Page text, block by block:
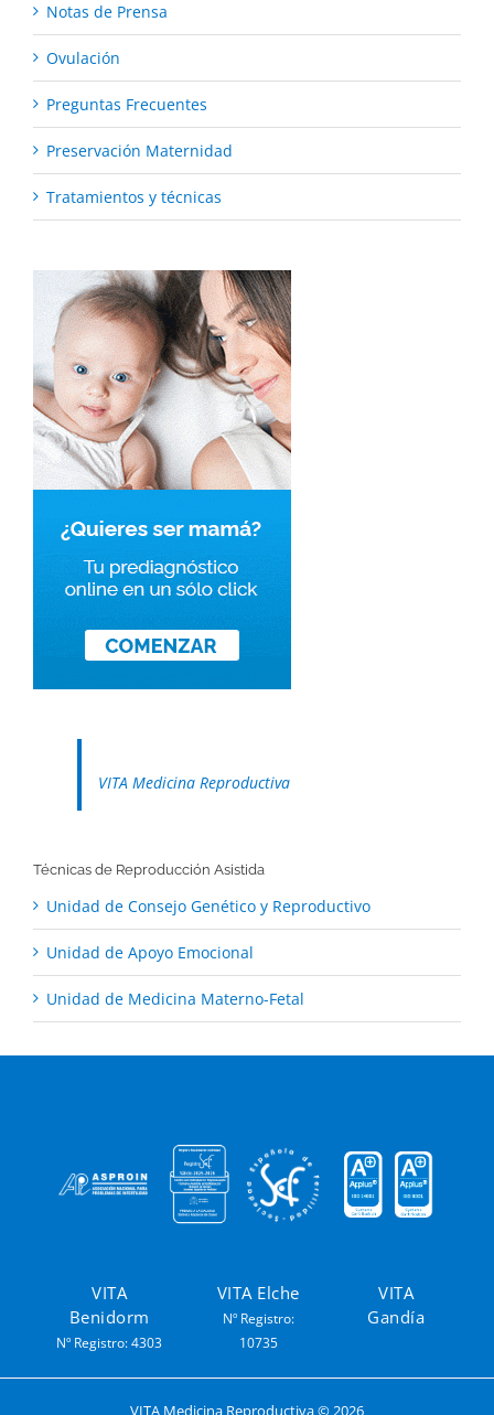
Notas de Prensa
Ovulación
Preguntas Frecuentes
Preservación Maternidad
Tratamientos y técnicas
VITA Medicina Reproductiva
Técnicas de Reproducción Asistida
Unidad de Consejo Genético y Reproductivo
Unidad de Apoyo Emocional
Unidad de Medicina Materno-Fetal
VITA
Benidorm
Nº Registro: 4303
VITA Elche
Nº Registro:
10735
VITA
Gandía
VITA Medicina Reproductiva © 2026